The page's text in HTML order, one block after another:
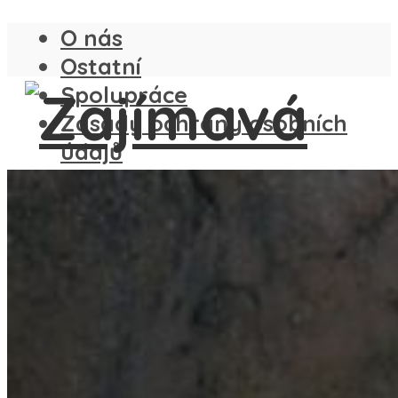
O nás
Ostatní
Spolupráce
Zásady ochrany osobních
údajů